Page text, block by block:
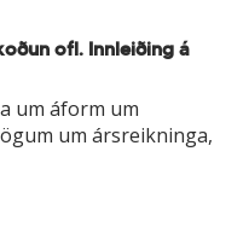
ofl. Innleiðing á
um áform um
um ársreikninga,